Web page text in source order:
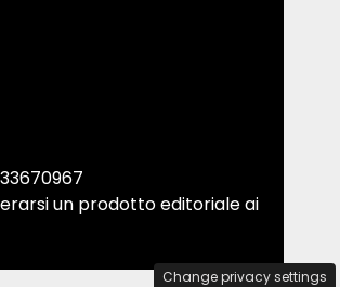
un prodotto editoriale ai
Change privacy settings